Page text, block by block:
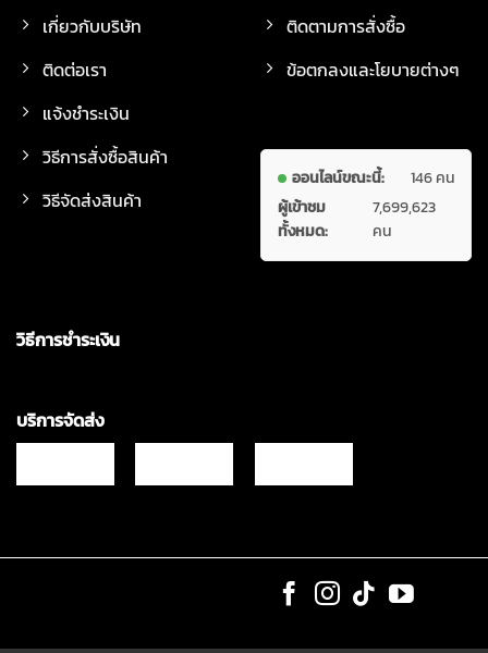
เกี่ยวกับบริษัท
ติดต่อเรา
แจ้งชำระเงิน
วิธีการสั่งซื้อสินค้า
วิธีจัดส่งสินค้า
ติดตามการสั่งซื้อ
ข้อตกลงและโยบายต่างๆ
ออนไลน์ขณะนี้:
146 คน
ผู้เข้าชม
ทั้งหมด:
7,699,623
คน
วิธีการชำระเงิน
บริการจัดส่ง